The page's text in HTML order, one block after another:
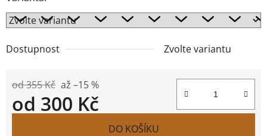
Dostupnost Zvolte variantu
od 355 Kč až –15 %
od 300 Kč
DO KOŠÍKU